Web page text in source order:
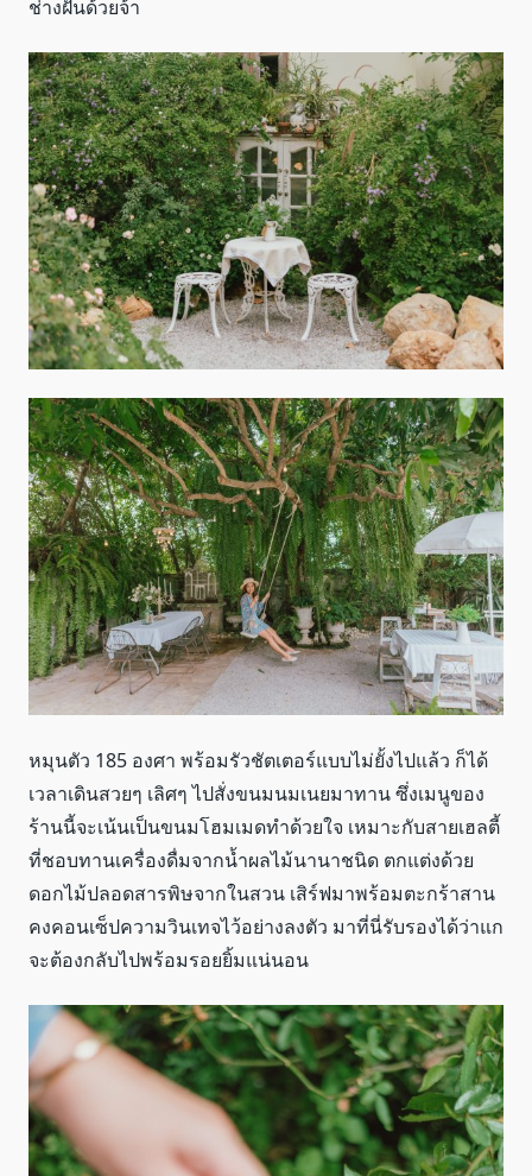
ช่างฝันด้วยจ้า
หมุนตัว 185 องศา พร้อมรัวชัตเตอร์แบบไม่ยั้งไปแล้ว ก็ได้
เวลาเดินสวยๆ เลิศๆ ไปสั่งขนมนมเนยมาทาน ซึ่งเมนูของ
ร้านนี้จะเน้นเป็นขนมโฮมเมดทำด้วยใจ เหมาะกับสายเฮลตี้
ที่ชอบทานเครื่องดื่มจากน้ำผลไม้นานาชนิด ตกแต่งด้วย
ดอกไม้ปลอดสารพิษจากในสวน เสิร์ฟมาพร้อมตะกร้าสาน
คงคอนเซ็ปความวินเทจไว้อย่างลงตัว มาที่นี่รับรองได้ว่าแก
จะต้องกลับไปพร้อมรอยยิ้มแน่นอน